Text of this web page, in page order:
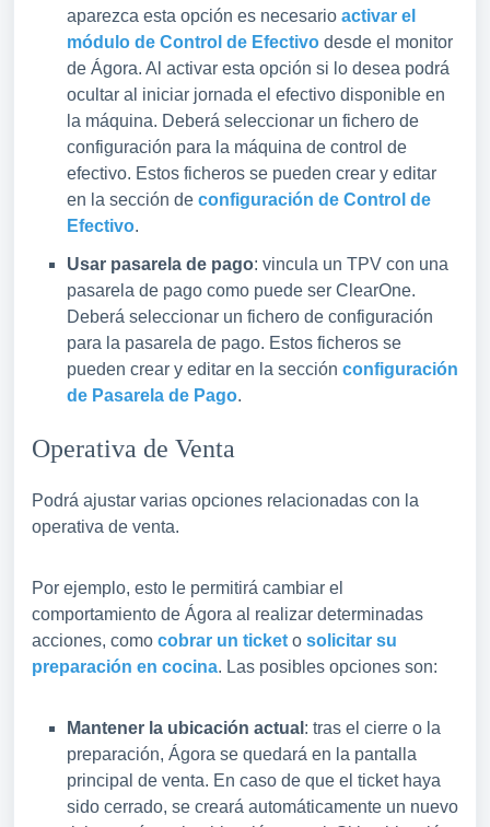
aparezca esta opción es necesario activar el
módulo de Control de Efectivo desde el monitor
de Ágora. Al activar esta opción si lo desea podrá
ocultar al iniciar jornada el efectivo disponible en
la máquina. Deberá seleccionar un fichero de
configuración para la máquina de control de
efectivo. Estos ficheros se pueden crear y editar
en la sección de configuración de Control de
Efectivo.
Usar pasarela de pago: vincula un TPV con una
pasarela de pago como puede ser ClearOne.
Deberá seleccionar un fichero de configuración
para la pasarela de pago. Estos ficheros se
pueden crear y editar en la sección configuración
de Pasarela de Pago.
Operativa de Venta
Podrá ajustar varias opciones relacionadas con la
operativa de venta.
Por ejemplo, esto le permitirá cambiar el
comportamiento de Ágora al realizar determinadas
acciones, como cobrar un ticket o solicitar su
preparación en cocina. Las posibles opciones son:
Mantener la ubicación actual : tras el cierre o la
preparación, Ágora se quedará en la pantalla
principal de venta. En caso de que el ticket haya
sido cerrado, se creará automáticamente un nuevo